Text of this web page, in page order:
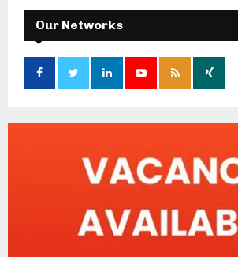
Our Networks